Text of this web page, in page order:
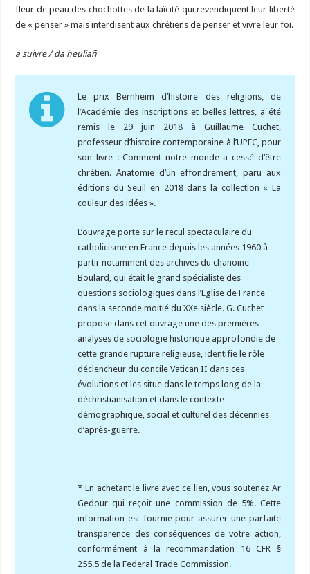
fleur de peau des chochottes de la laïcité qui revendiquent leur liberté
de « penser » mais interdisent aux chrétiens de penser et vivre leur foi.
à suivre / da heuliañ
Le prix Bernheim d’histoire des religions, de
l’Académie des inscriptions et belles lettres, a été
remis le 29 juin 2018 à Guillaume Cuchet,
professeur d’histoire contemporaine à l’UPEC, pour
son livre : Comment notre monde a cessé d’être
chrétien. Anatomie d’un effondrement, paru aux
éditions du Seuil en 2018 dans la collection « La
couleur des idées ».
L’ouvrage porte sur le recul spectaculaire du
catholicisme en France depuis les années 1960 à
partir notamment des archives du chanoine
Boulard, qui était le grand spécialiste des
questions sociologiques dans l’Eglise de France
dans la seconde moitié du XXe siècle. G. Cuchet
propose dans cet ouvrage une des premières
analyses de sociologie historique approfondie de
cette grande rupture religieuse, identifie le rôle
déclencheur du concile Vatican II dans ces
évolutions et les situe dans le temps long de la
déchristianisation et dans le contexte
démographique, social et culturel des décennies
d’après-guerre.
* En achetant le livre avec ce lien, vous soutenez Ar
Gedour qui reçoit une commission de 5%. Cette
information est fournie pour assurer une parfaite
transparence des conséquences de votre action,
conformément à la recommandation 16 CFR §
255.5 de la Federal Trade Commission.